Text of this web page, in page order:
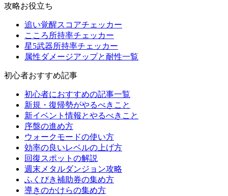
攻略お役立ち
追い覚醒スコアチェッカー
こころ所持率チェッカー
星5武器所持率チェッカー
属性ダメージアップと耐性一覧
初心者おすすめ記事
初心者におすすめの記事一覧
新規・復帰勢がやるべきこと
新イベント情報とやるべきこと
序盤の進め方
ウォークモードの使い方
効率の良いレベルの上げ方
回復スポットの解説
週末メタルダンジョン攻略
ふくびき補助券の集め方
導きのかけらの集め方